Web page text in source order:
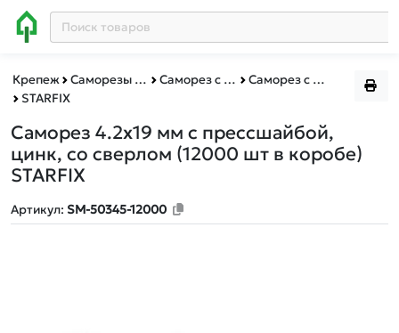
Крепеж Саморезы и шурупы Саморез с прессшайбой со сверлом
Саморез с прессшайбой со сверлом короб
STARFIX
Саморез 4.2х19 мм с прессшайбой,
цинк, со сверлом (12000 шт в коробе)
STARFIX
Артикул: SM-50345-12000